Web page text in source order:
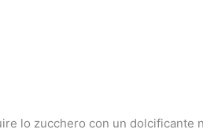
lo zucchero con un dolcificante